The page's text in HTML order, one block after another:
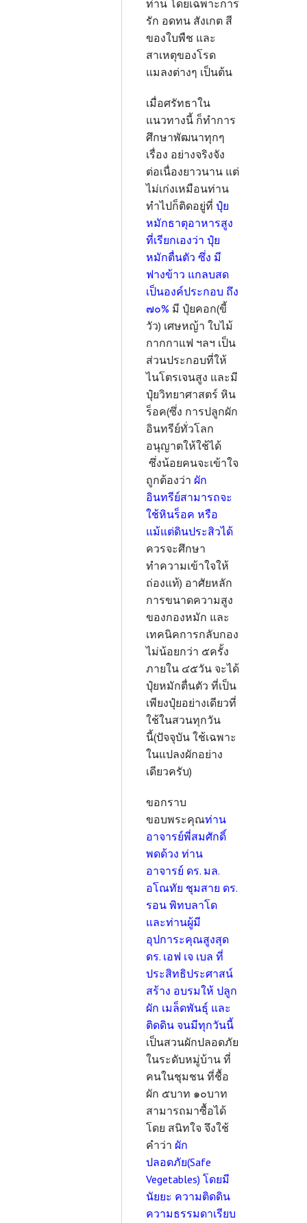
ท่าน โดยเฉพาะการ
รัก อดทน สังเกต สี
ของใบพืช และ
สาเหตุของโรด
แมลงต่างๆ เป็นต้น
เมื่อศรัทธาใน
แนวทางนี้ ก็ทำการ
ศึกษาพัฒนาทุกๆ
เรื่อง อย่างจริงจัง
ต่อเนื่องยาวนาน แต่
ไม่เก่งเหมือนท่าน
ทำไปก็ติดอยู่ที่ ปุ๋ย
หมักธาตุอาหารสูง
ที่เรียกเองว่า ปุ๋ย
หมักตื่นตัว ซึ่ง มี
ฟางข้าว แกลบสด
เป็นองค์ประกอบ ถึง
๗๐% มี ปุ๋ยคอก(ขี้
วัว) เศษหญ้า ใบไม้
กากกาแฟ ฯลฯ เป็น
ส่วนประกอบที่ให้
ไนโตรเจนสูง และมี
ปุ๋ยวิทยาศาสตร์ หิน
ร็อค(ซึ่ง การปลูกผัก
อินทรีย์ทั่วโลก
อนุญาตให้ใช้ได้
ซึ่งน้อยคนจะเข้าใจ
ถูกต้องว่า ผัก
อินทรีย์สามารถจะ
ใช้หินร็อค หรือ
แม้แต่ดินประสิวได้
ควรจะศึกษา
ทำความเข้าใจให้
ถ่องแท้) อาศัยหลัก
การขนาดความสูง
ของกองหมัก และ
เทคนิคการกลับกอง
ไม่น้อยกว่า ๕ครั้ง
ภายใน ๔๕วัน จะได้
ปุ๋ยหมักตื่นตัว ที่เป็น
เพียงปุ๋ยอย่างเดียวที่
ใช้ในสวนทุกวัน
นี้(ปัจจุบัน ใช้เฉพาะ
ในแปลงผักอย่าง
เดียวครับ)
ขอกราบ
ขอบพระคุณท่าน
อาจารย์พี่สมศักดิ์
พดด้วง ท่าน
อาจารย์ ดร. มล.
อโณทัย ชุมสาย ดร.
รอน พิทบลาโด
และท่านผู้มี
อุปการะคุณสูงสุด
ดร. เอฟ เจ เบล ที่
ประสิทธิประศาสน์
สร้าง อบรมให้ ปลูก
ผัก เมล็ดพันธุ์ และ
ติดดิน จนมีทุกวันนี้
เป็นสวนผักปลอดภัย
ในระดับหมู่บ้าน ที่
คนในชุมชน ที่ชื้อ
ผัก ๕บาท ๑๐บาท
สามารถมาซื้อได้
โดย สนิทใจ จึงใช้
คำว่า ผัก
ปลอดภัย(Safe
Vegetables) โดยมี
นัยยะ ความติดดิน
ความธรรมดาเรียบ